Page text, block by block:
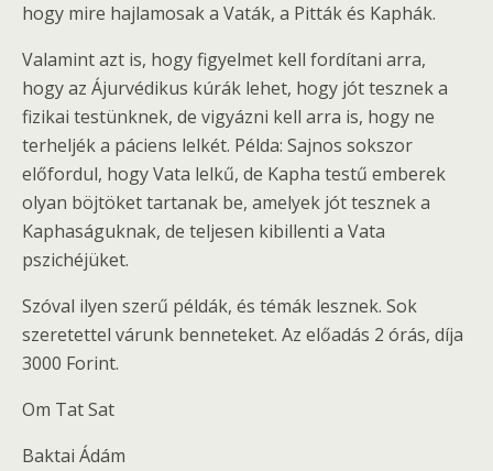
hogy mire hajlamosak a Vaták, a Pitták és Kaphák.
Valamint azt is, hogy figyelmet kell fordítani arra,
hogy az Ájurvédikus kúrák lehet, hogy jót tesznek a
fizikai testünknek, de vigyázni kell arra is, hogy ne
terheljék a páciens lelkét. Példa: Sajnos sokszor
előfordul, hogy Vata lelkű, de Kapha testű emberek
olyan böjtöket tartanak be, amelyek jót tesznek a
Kaphaságuknak, de teljesen kibillenti a Vata
pszichéjüket.
Szóval ilyen szerű példák, és témák lesznek. Sok
szeretettel várunk benneteket. Az előadás 2 órás, díja
3000 Forint.
Om Tat Sat
Baktai Ádám